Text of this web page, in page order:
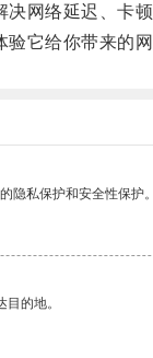
网络延迟、卡
给你带来的网
隐私保护和安全性保护
的地。